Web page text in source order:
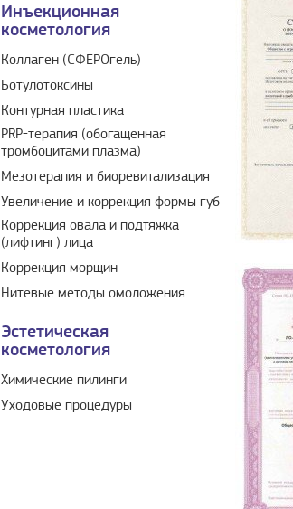
Инъекционная
косметология
Коллаген (СФЕРОгель)
Ботулотоксины
Контурная пластика
PRP-терапия (обогащенная
тромбоцитами плазма)
Мезотерапия и биоревитализация
Увеличение и коррекция формы губ
Коррекция овала и подтяжка
(лифтинг) лица
Коррекция морщин
Нитевые методы омоложения
Эстетическая
косметология
Химические пилинги
Уходовые процедуры